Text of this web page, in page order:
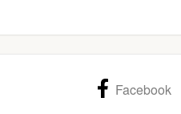
Facebook